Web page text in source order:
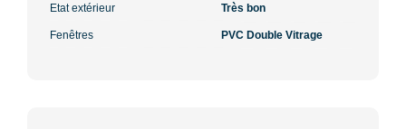
Etat extérieur Très bon
Fenêtres PVC Double Vitrage